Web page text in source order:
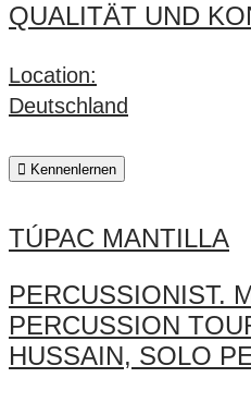
QUALITÄT UND
Location:
Deutschland
Kennenlernen
TÚPAC MANTILLA
PERCUSSIONIST.
PERCUSSION
HUSSAIN, SOLO